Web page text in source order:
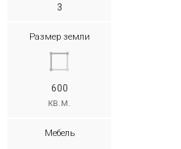
3
Размер земли
600
кв.м.
Мебель